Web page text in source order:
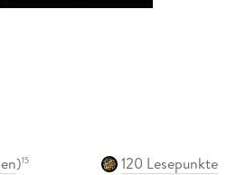
)15
120 Lesepunkte